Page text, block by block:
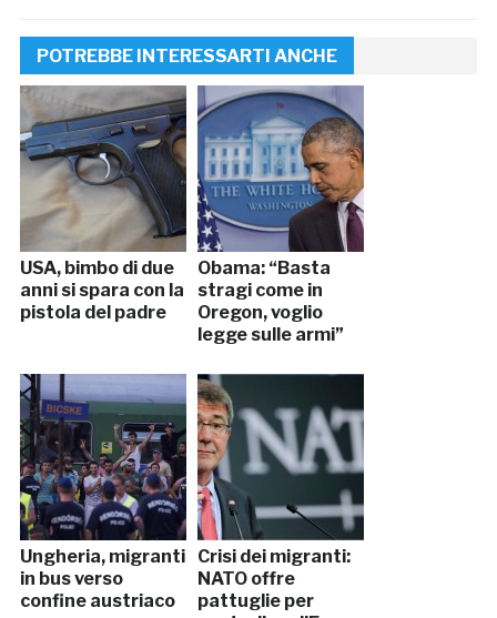
POTREBBE INTERESSARTI ANCHE
USA, bimbo di due
anni si spara con la
pistola del padre
Obama: “Basta
stragi come in
Oregon, voglio
legge sulle armi”
Ungheria, migranti
in bus verso
confine austriaco
Crisi dei migranti:
NATO offre
pattuglie per